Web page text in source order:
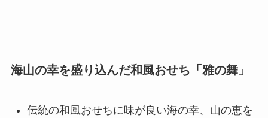
海山の幸を盛り込んだ和風おせち「雅の舞」
伝統の和風おせちに味が良い海の幸、山の恵を